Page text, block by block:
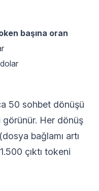
başına oran
50 sohbet dönüşü
görünür. Her dönüş
bağlamı artı
çıktı tokeni